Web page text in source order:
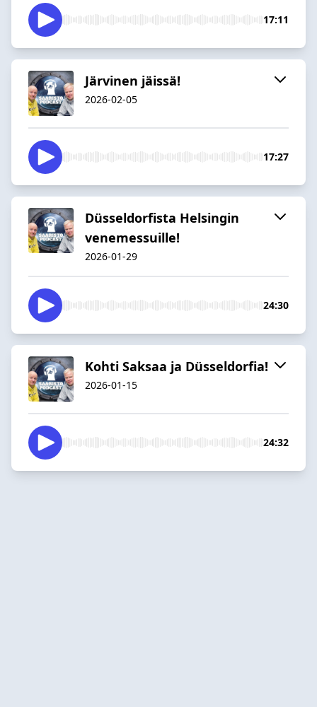
17:11
Järvinen jäissä!
2026-02-05
17:27
Düsseldorfista Helsingin
venemessuille!
2026-01-29
24:30
Kohti Saksaa ja Düsseldorfia!
2026-01-15
24:32